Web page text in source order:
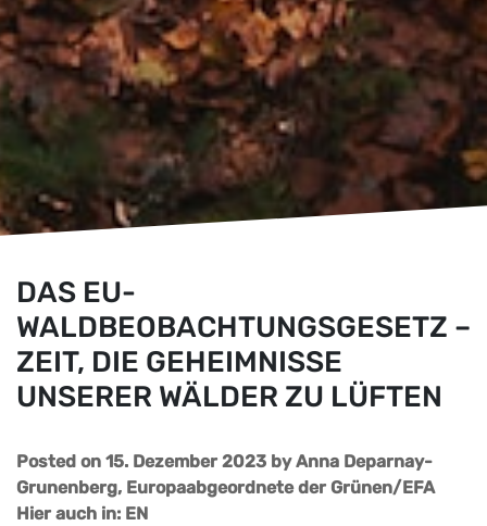
DAS EU-
WALDBEOBACHTUNGSGESETZ –
ZEIT, DIE GEHEIMNISSE
UNSERER WÄLDER ZU LÜFTEN
Posted on 15. Dezember 2023 byAnna Deparnay-
Grunenberg, Europaabgeordnete der Grünen/EFA
Hier auch in: EN